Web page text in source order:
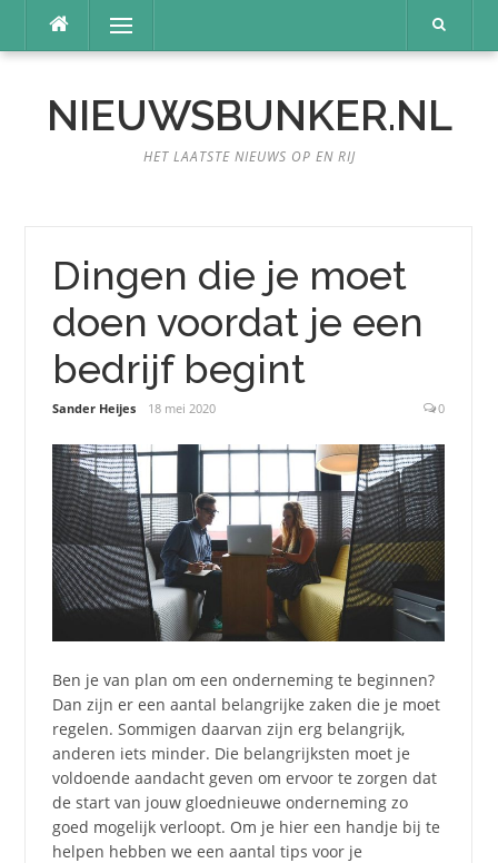
inhoud
Menu
NIEUWSBUNKER.NL
HET LAATSTE NIEUWS OP EN RIJ
Dingen die je moet
doen voordat je een
bedrijf begint
Sander Heijes 18 mei 2020 0
Ben je van plan om een onderneming te beginnen?
Dan zijn er een aantal belangrijke zaken die je moet
regelen. Sommigen daarvan zijn erg belangrijk,
anderen iets minder. Die belangrijksten moet je
voldoende aandacht geven om ervoor te zorgen dat
de start van jouw gloednieuwe onderneming zo
goed mogelijk verloopt. Om je hier een handje bij te
helpen hebben we een aantal tips voor je